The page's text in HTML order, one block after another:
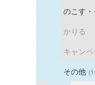
のこす
かりる
キャン
その他